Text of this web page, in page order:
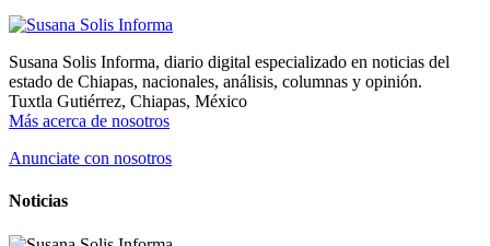
Susana Solis Informa, diario digital especializado en noticias del
estado de Chiapas, nacionales, análisis, columnas y opinión.
Tuxtla Gutiérrez, Chiapas, México
Más acerca de nosotros
Anunciate con nosotros
Noticias